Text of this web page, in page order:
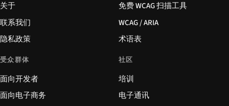
关于
联系我们
隐私政策
免费 WCAG 扫描工具
WCAG / ARIA
术语表
受众群体
面向开发者
面向电子商务
社区
培训
电子通讯